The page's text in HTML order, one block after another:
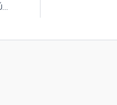
PHƯƠNG DANH CHUYỂN KHOẢN CÚNG DƯỜNG XÂY DỰNG – CẬP NHẬT 27-08-2022